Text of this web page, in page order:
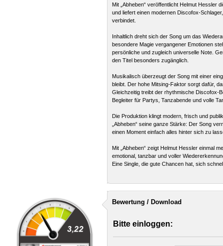
Mit „Abheben“ veröffentlicht Helmut Hessler
und liefert einen modernen Discofox-
verbindet.
Inhaltlich dreht sich der Song um das
besondere Magie vergangener Emotionen
persönliche und zugleich universelle Note.
den Titel besonders zugänglich.
Musikalisch überzeugt der Song mit einer
bleibt. Der hohe Mitsing-Faktor sorgt dafür,
Gleichzeitig treibt der rhythmische Discofox-
Begleiter für Partys, Tanzabende und volle
Die Produktion klingt modern, frisch und
„Abheben“ seine ganze Stärke: Der Song
einen Moment einfach alles hinter sich zu
Mit „Abheben“ zeigt Helmut Hessler einmal
emotional, tanzbar und voller
Eine Single, die gute Chancen hat, sich
Bewertung / Download
Bitte einloggen: